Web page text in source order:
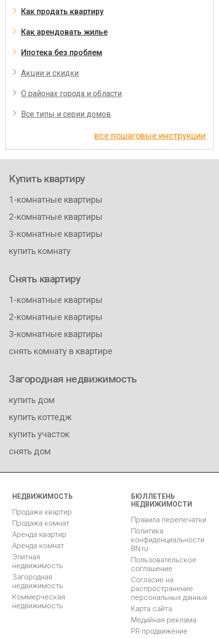
Как продать квартиру
Как арендовать жилье
Ипотека без проблем
Акции и скидки
О районах города и области
Все типы и серии домов
все пошаговые инструкции
Купить квартиру
1-комнатные квартиры
2-комнатные квартиры
3-комнатные квартиры
купить комнату
Снять квартиру
1-комнатные квартиры
2-комнатные квартиры
3-комнатные квартиры
снять комнату в квартире
Загородная недвижимость
купить дом
купить коттедж
купить участок
снять дом
НЕДВИЖИМОСТЬ
Продажа квартир
Продажа комнат
Аренда квартир
Аренда комнат
Элитная
недвижимость
Загородная
недвижимость
Коммерческая
недвижимость
БЮЛЛЕТЕНЬ
НЕДВИЖИМОСТИ
Правила перепечатки
Политика
конфиденциальности
BN.ru
Пользовательское
соглашение
Согласие на
распространение
персональных данных
Карта сайта
Медийная реклама
PR продвижение